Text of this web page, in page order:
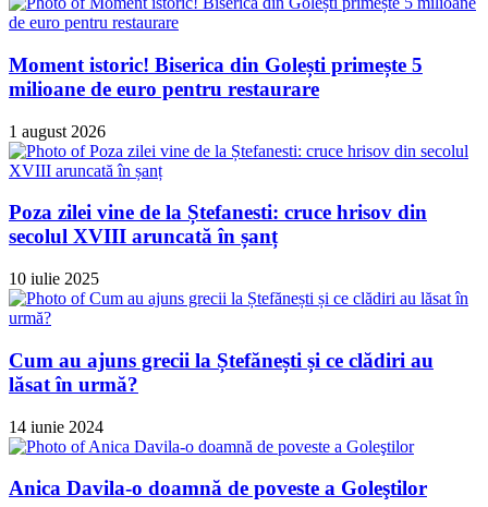
Moment istoric! Biserica din Golești primește 5
milioane de euro pentru restaurare
1 august 2026
Poza zilei vine de la Ștefanesti: cruce hrisov din
secolul XVIII aruncată în șanț
10 iulie 2025
Cum au ajuns grecii la Ștefănești și ce clădiri au
lăsat în urmă?
14 iunie 2024
Anica Davila-o doamnă de poveste a Goleştilor